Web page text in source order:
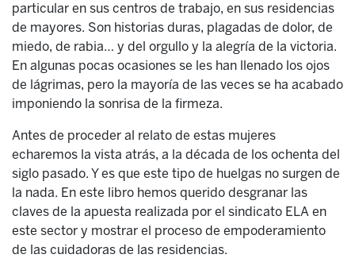
particular en sus centros de trabajo, en sus residencias
de mayores. Son historias duras, plagadas de dolor, de
miedo, de rabia… y del orgullo y la alegría de la victoria.
En algunas pocas ocasiones se les han llenado los ojos
de lágrimas, pero la mayoría de las veces se ha acabado
imponiendo la sonrisa de la firmeza.
Antes de proceder al relato de estas mujeres
echaremos la vista atrás, a la década de los ochenta del
siglo pasado. Y es que este tipo de huelgas no surgen de
la nada. En este libro hemos querido desgranar las
claves de la apuesta realizada por el sindicato ELA en
este sector y mostrar el proceso de empoderamiento
de las cuidadoras de las residencias.